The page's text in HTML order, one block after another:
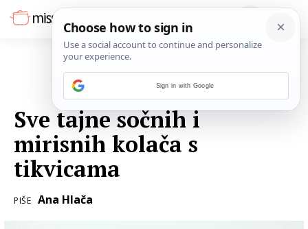
Sve tajne sočnih i
mirisnih kolača s
tikvicama
PIŠE Ana Hlača
Sign in with Google